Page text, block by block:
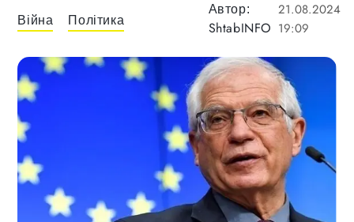
Війна Політика
Автор:
ShtabINFO
21.08.2024
19:09